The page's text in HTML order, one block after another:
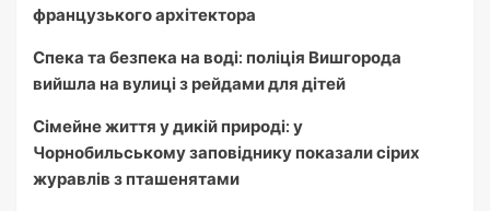
французького архітектора
Спека та безпека на воді: поліція Вишгорода
вийшла на вулиці з рейдами для дітей
Сімейне життя у дикій природі: у
Чорнобильському заповіднику показали сірих
журавлів з пташенятами